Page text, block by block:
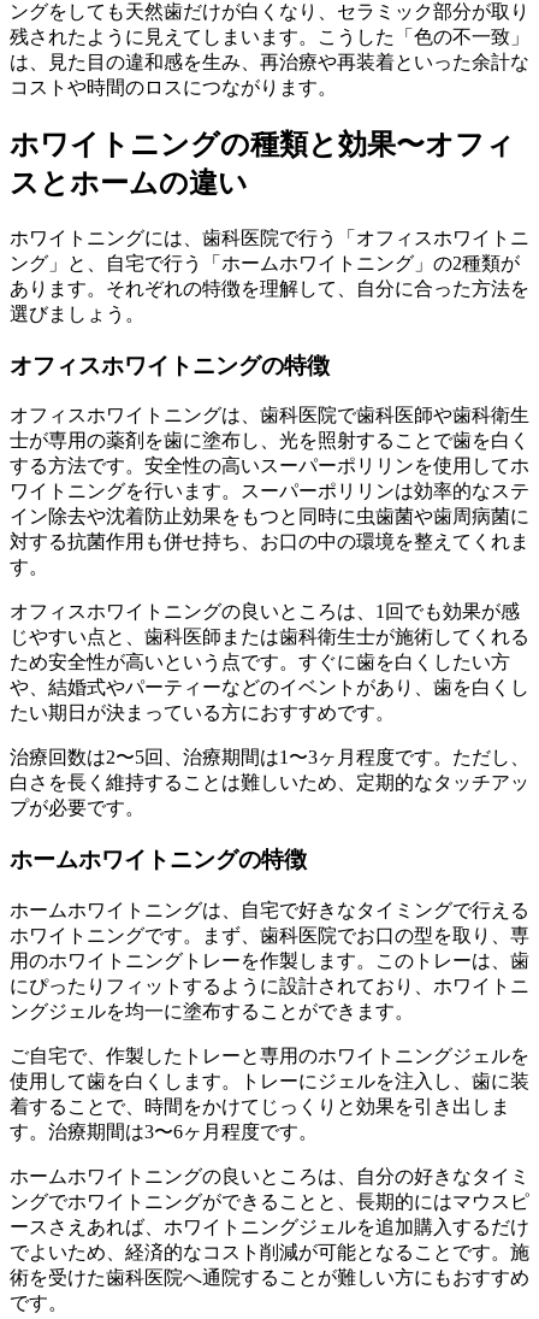
ングをしても天然歯だけが白くなり、セラミック部分が取り
残されたように見えてしまいます。こうした「色の不一致」
は、見た目の違和感を生み、再治療や再装着といった余計な
コストや時間のロスにつながります。
ホワイトニングの種類と効果〜オフィ
スとホームの違い
ホワイトニングには、歯科医院で行う「オフィスホワイトニ
ング」と、自宅で行う「ホームホワイトニング」の2種類が
あります。それぞれの特徴を理解して、自分に合った方法を
選びましょう。
オフィスホワイトニングの特徴
オフィスホワイトニングは、歯科医院で歯科医師や歯科衛生
士が専用の薬剤を歯に塗布し、光を照射することで歯を白く
する方法です。安全性の高いスーパーポリリンを使用してホ
ワイトニングを行います。スーパーポリリンは効率的なステ
イン除去や沈着防止効果をもつと同時に虫歯菌や歯周病菌に
対する抗菌作用も併せ持ち、お口の中の環境を整えてくれま
す。
オフィスホワイトニングの良いところは、1回でも効果が感
じやすい点と、歯科医師または歯科衛生士が施術してくれる
ため安全性が高いという点です。すぐに歯を白くしたい方
や、結婚式やパーティーなどのイベントがあり、歯を白くし
たい期日が決まっている方におすすめです。
治療回数は2〜5回、治療期間は1〜3ヶ月程度です。ただし、
白さを長く維持することは難しいため、定期的なタッチアッ
プが必要です。
ホームホワイトニングの特徴
ホームホワイトニングは、自宅で好きなタイミングで行える
ホワイトニングです。まず、歯科医院でお口の型を取り、専
用のホワイトニングトレーを作製します。このトレーは、歯
にぴったりフィットするように設計されており、ホワイトニ
ングジェルを均一に塗布することができます。
ご自宅で、作製したトレーと専用のホワイトニングジェルを
使用して歯を白くします。トレーにジェルを注入し、歯に装
着することで、時間をかけてじっくりと効果を引き出しま
す。治療期間は3〜6ヶ月程度です。
ホームホワイトニングの良いところは、自分の好きなタイミ
ングでホワイトニングができることと、長期的にはマウスピ
ースさえあれば、ホワイトニングジェルを追加購入するだけ
でよいため、経済的なコスト削減が可能となることです。施
術を受けた歯科医院へ通院することが難しい方にもおすすめ
です。